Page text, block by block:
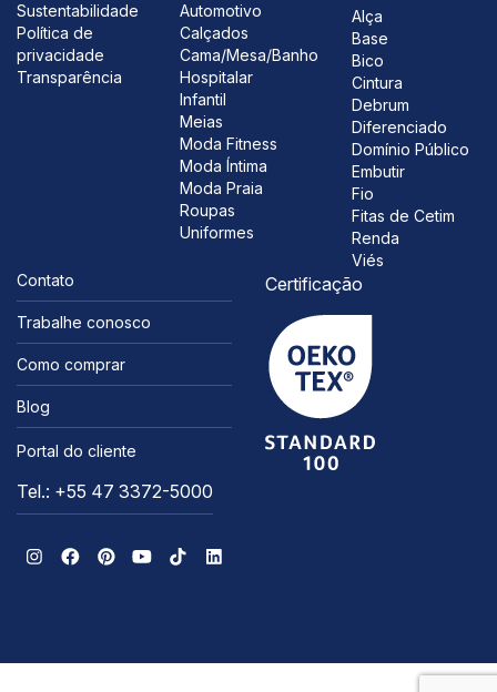
Sustentabilidade
Política de
privacidade
Transparência
Automotivo
Calçados
Cama/Mesa/Banho
Hospitalar
Infantil
Meias
Moda Fitness
Moda Íntima
Moda Praia
Roupas
Uniformes
Alça
Base
Bico
Cintura
Debrum
Diferenciado
Domínio Público
Embutir
Fio
Fitas de Cetim
Renda
Viés
Contato
Trabalhe conosco
Como comprar
Blog
Portal do cliente
Tel.: +55 47 3372-5000
Certificação